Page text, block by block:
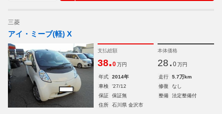
三菱
アイ・ミーブ(軽) X
支払総額
38.0 万円
本体価格
28. 0 万円
年式 2014年 走行
5.7万km
車検
'27/12 修復
なし
保証
保証無 整備
法定整備付
住所
石川県 金沢市